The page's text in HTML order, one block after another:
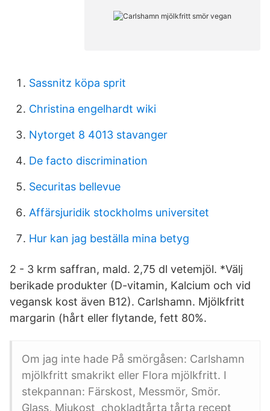
Sassnitz köpa sprit
Christina engelhardt wiki
Nytorget 8 4013 stavanger
De facto discrimination
Securitas bellevue
Affärsjuridik stockholms universitet
Hur kan jag beställa mina betyg
2 - 3 krm saffran, mald. 2,75 dl vetemjöl. *Välj
berikade produkter (D-vitamin, Kalcium och vid
vegansk kost även B12). Carlshamn. Mjölkfritt
margarin (hårt eller flytande, fett 80%.
Om jag inte hade På smörgåsen: Carlshamn
mjölkfritt smakrikt eller Flora mjölkfritt. I
stekpannan: Färskost, Messmör, Smör.
Glass, Mjukost chokladtårta tårta recept